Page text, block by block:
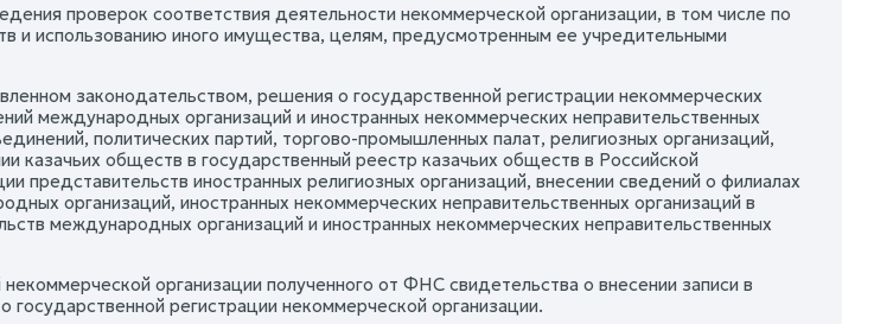
проверок соответствия деятельности некоммерческой организации, в том числе по
и использованию иного имущества, целям, предусмотренным ее учредительными
законодательством, решения о государственной регистрации некоммерческих
международных организаций и иностранных некоммерческих неправительственных
политических партий, торгово-промышленных палат, религиозных организаций,
казачьих обществ в государственный реестр казачьих обществ в Российской
представительств иностранных религиозных организаций, внесении сведений о филиалах
организаций, иностранных некоммерческих неправительственных организаций в
международных организаций и иностранных некоммерческих неправительственных
организации полученного от ФНС свидетельства о внесении записи в
регистрации некоммерческой организации.